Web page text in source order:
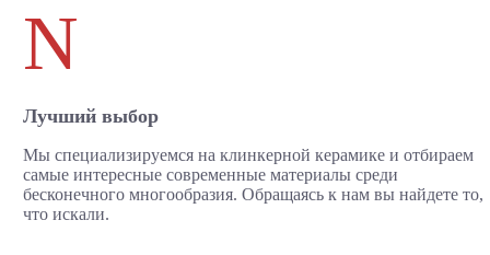
N
Лучший выбор
Мы специализируемся на клинкерной керамике и отбираем
самые интересные современные материалы среди
бесконечного многообразия. Обращаясь к нам вы найдете то,
что искали.